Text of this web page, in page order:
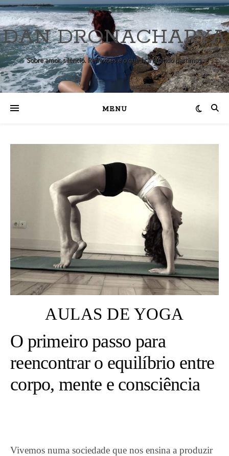
DAN DRONACHARYA
Sobre amor, silêncio. Reflexões e o que fica quando partimos.
MENU
AULAS DE YOGA
O primeiro passo para
reencontrar o equilíbrio entre
corpo, mente e consciência
Vivemos numa sociedade que nos ensina a produzir